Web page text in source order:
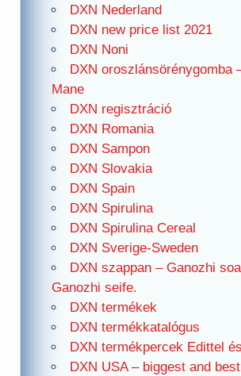
DXN Nederland
DXN new price list 2021
DXN Noni
DXN oroszlánsörénygomba
Mane
DXN regisztráció
DXN Romania
DXN Sampon
DXN Slovakia
DXN Spain
DXN Spirulina
DXN Spirulina Cereal
DXN Sverige-Sweden
DXN szappan – Ganozhi
Ganozhi seife.
DXN termékek
DXN termékkatalógus
DXN termékpercek Edittel
DXN USA – biggest and best